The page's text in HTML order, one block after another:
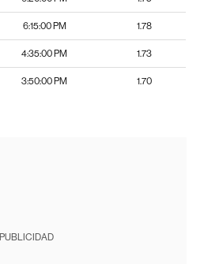
6:15:00 PM 1.78
4:35:00 PM 1.73
3:50:00 PM 1.70
PUBLICIDAD